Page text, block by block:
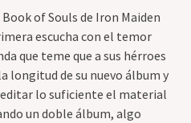
of Souls de Iron Maiden
escucha con el temor
que teme que a sus hérroes
longitud de su nuevo álbum y
lo suficiente el material
un doble álbum, algo